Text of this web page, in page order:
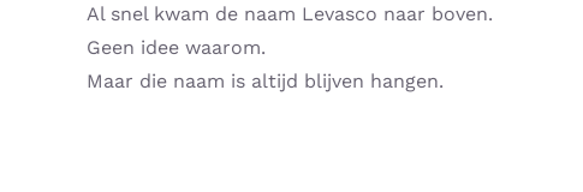
Al snel kwam de naam Levasco naar boven.
Geen idee waarom.
Maar die naam is altijd blijven hangen.